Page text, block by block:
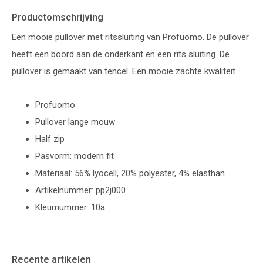
Productomschrijving
Een mooie pullover met ritssluiting van Profuomo. De pullover
heeft een boord aan de onderkant en een rits sluiting. De
pullover is gemaakt van tencel. Een mooie zachte kwaliteit.
Profuomo
Pullover lange mouw
Half zip
Pasvorm: modern fit
Materiaal: 56% lyocell, 20% polyester, 4% elasthan
Artikelnummer: pp2j000
Kleurnummer: 10a
Recente artikelen